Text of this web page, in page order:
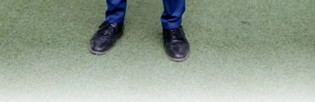
remarquables, il partage également
généreusement son savoir et son
expérience. En décembre 2022, il a lancé
Coding Club Haïti, une initiative visant à
offrir aux jeunes générations les
opportunités offertes par le monde